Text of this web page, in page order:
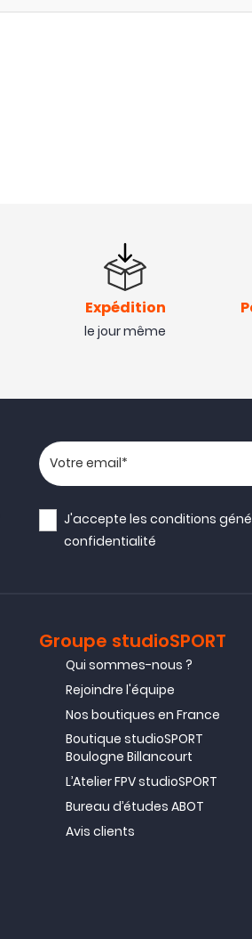
Expédition
le jour même
Votre adresse email
J'accepte lesconditions
confidentialité
Groupe studioSPORT
Qui sommes-nous ?
Rejoindre l'équipe
Nos boutiques en France
Boutique studioSPORT
Boulogne Billancourt
L’Atelier FPV studioSPORT
Bureau d’études ABOT
Avis clients